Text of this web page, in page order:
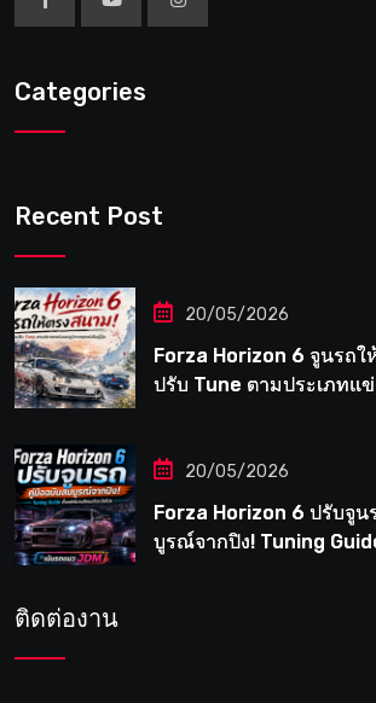
Categories
Recent Post
20/05/2026
Forza Horizon 6 จูนรถ
ปรับ Tune ตามประเภทแ
20/05/2026
Forza Horizon 6 ปรับจู
บูรณ์จากปิง! Tuning
ติดต่องาน